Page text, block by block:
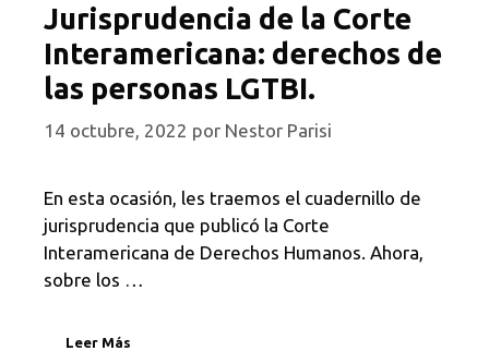
Jurisprudencia de la Corte
Interamericana: derechos de
las personas LGTBI.
14 octubre, 2022 por Nestor Parisi
En esta ocasión, les traemos el cuadernillo de
jurisprudencia que publicó la Corte
Interamericana de Derechos Humanos. Ahora,
sobre los …
Leer Más